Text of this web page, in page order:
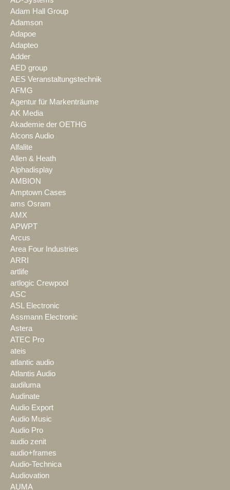
Adam Hall Group
Adamson
Adapoe
Adapteo
Adder
AED group
AES Veranstaltungstechnik
AFMG
Agentur für Markenträume
AK Media
Akademie der OETHG
Alcons Audio
Alfalite
Allen & Heath
Alphadisplay
AMBION
Amptown Cases
ams Osram
AMX
APWPT
Arcus
Area Four Industries
ARRI
artlife
artlogic Crewpool
ASC
ASL Electronic
Assmann Electronic
Astera
ATEC Pro
ateis
atlantic audio
Atlantis Audio
audiluma
Audinate
Audio Export
Audio Music
Audio Pro
audio zenit
audio+frames
Audio-Technica
Audiovation
AUMA